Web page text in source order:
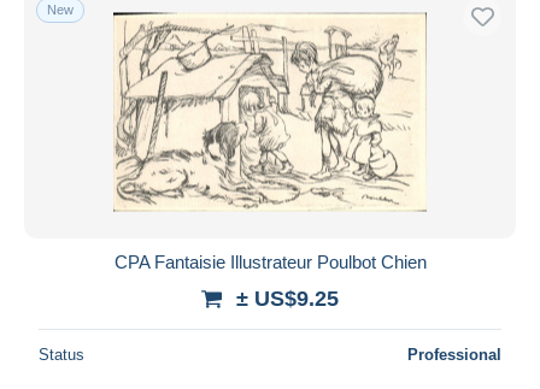
New
CPA Fantaisie Illustrateur Poulbot Chien
± US$9.25
Status Professional